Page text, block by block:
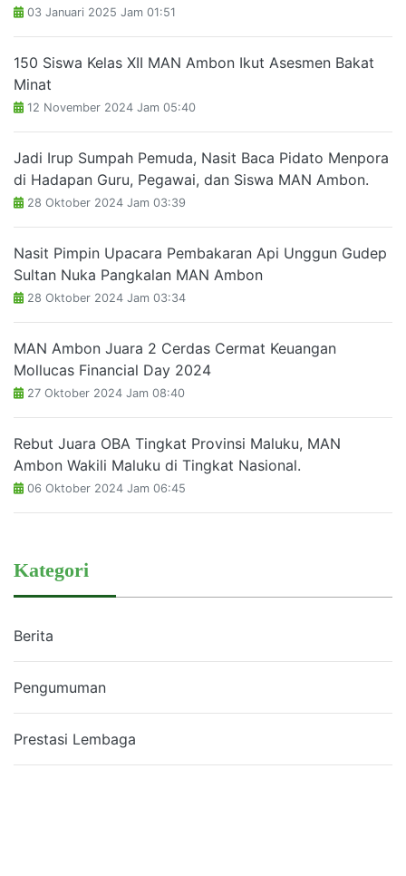
03 Januari 2025 Jam 01:51
150 Siswa Kelas XII MAN Ambon Ikut Asesmen Bakat
Minat
12 November 2024 Jam 05:40
Jadi Irup Sumpah Pemuda, Nasit Baca Pidato Menpora
di Hadapan Guru, Pegawai, dan Siswa MAN Ambon.
28 Oktober 2024 Jam 03:39
Nasit Pimpin Upacara Pembakaran Api Unggun Gudep
Sultan Nuka Pangkalan MAN Ambon
28 Oktober 2024 Jam 03:34
MAN Ambon Juara 2 Cerdas Cermat Keuangan
Mollucas Financial Day 2024
27 Oktober 2024 Jam 08:40
Rebut Juara OBA Tingkat Provinsi Maluku, MAN
Ambon Wakili Maluku di Tingkat Nasional.
06 Oktober 2024 Jam 06:45
Kategori
Berita
Pengumuman
Prestasi Lembaga